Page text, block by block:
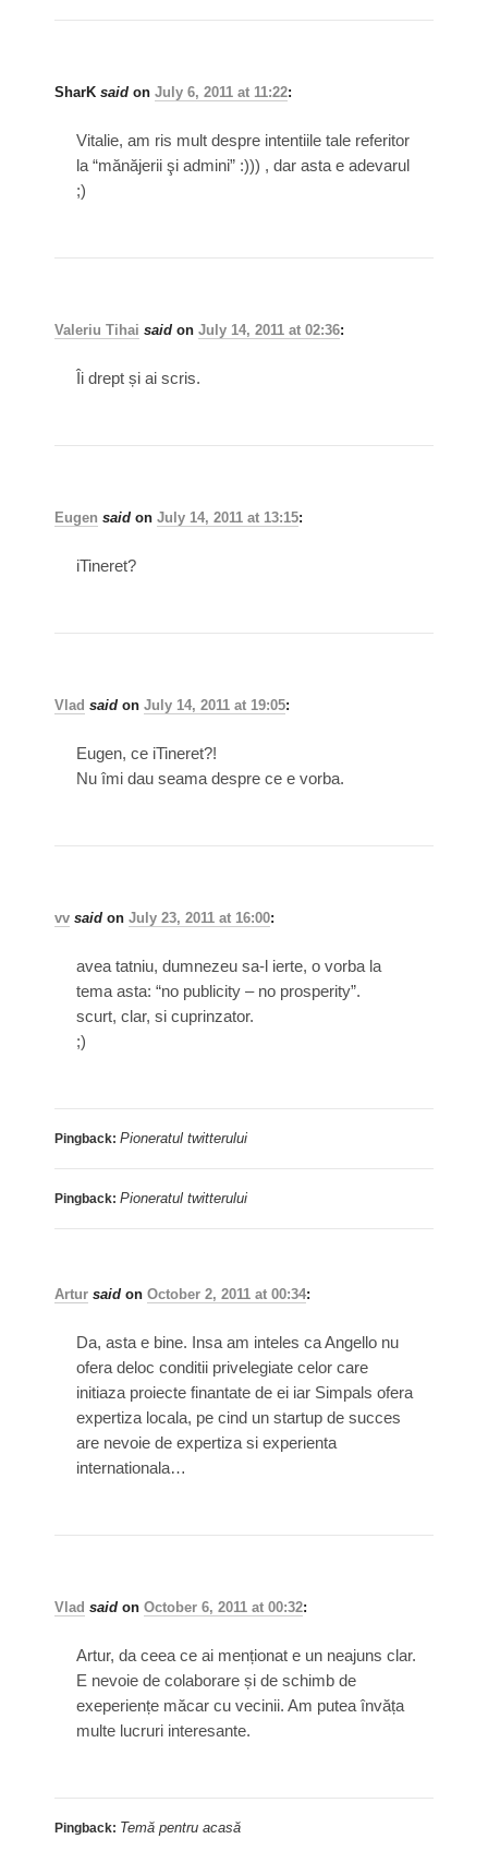
SharK said on July 6, 2011 at 11:22:
Vitalie, am ris mult despre intentiile tale referitor
la “mănăjerii şi admini” :))) , dar asta e adevarul
;)
Valeriu Tihai said on July 14, 2011 at 02:36:
Îi drept și ai scris.
Eugen said on July 14, 2011 at 13:15:
iTineret?
Vlad said on July 14, 2011 at 19:05:
Eugen, ce iTineret?!
Nu îmi dau seama despre ce e vorba.
vv said on July 23, 2011 at 16:00:
avea tatniu, dumnezeu sa-l ierte, o vorba la
tema asta: “no publicity – no prosperity”.
scurt, clar, si cuprinzator.
;)
Pingback: Pioneratul twitterului
Pingback: Pioneratul twitterului
Artur said on October 2, 2011 at 00:34:
Da, asta e bine. Insa am inteles ca Angello nu
ofera deloc conditii privelegiate celor care
initiaza proiecte finantate de ei iar Simpals ofera
expertiza locala, pe cind un startup de succes
are nevoie de expertiza si experienta
internationala…
Vlad said on October 6, 2011 at 00:32:
Artur, da ceea ce ai menționat e un neajuns clar.
E nevoie de colaborare și de schimb de
exeperiențe măcar cu vecinii. Am putea învăța
multe lucruri interesante.
Pingback: Temă pentru acasă